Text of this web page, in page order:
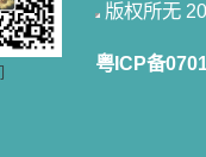
版权所无
粤ICP备